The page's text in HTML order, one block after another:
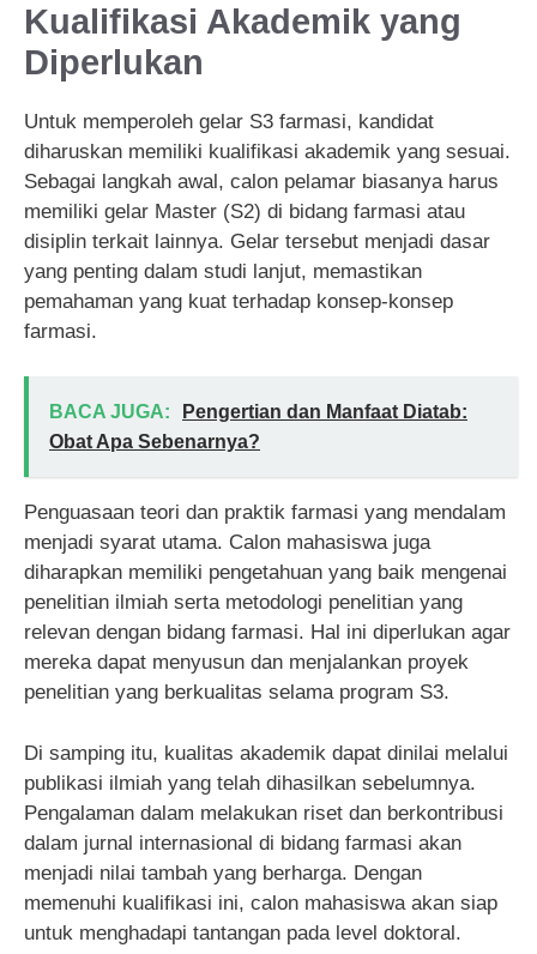
Kualifikasi Akademik yang
Diperlukan
Untuk memperoleh gelar S3 farmasi, kandidat
diharuskan memiliki kualifikasi akademik yang sesuai.
Sebagai langkah awal, calon pelamar biasanya harus
memiliki gelar Master (S2) di bidang farmasi atau
disiplin terkait lainnya. Gelar tersebut menjadi dasar
yang penting dalam studi lanjut, memastikan
pemahaman yang kuat terhadap konsep-konsep
farmasi.
BACA JUGA:
Pengertian dan Manfaat Diatab:
Obat Apa Sebenarnya?
Penguasaan teori dan praktik farmasi yang mendalam
menjadi syarat utama. Calon mahasiswa juga
diharapkan memiliki pengetahuan yang baik mengenai
penelitian ilmiah serta metodologi penelitian yang
relevan dengan bidang farmasi. Hal ini diperlukan agar
mereka dapat menyusun dan menjalankan proyek
penelitian yang berkualitas selama program S3.
Di samping itu, kualitas akademik dapat dinilai melalui
publikasi ilmiah yang telah dihasilkan sebelumnya.
Pengalaman dalam melakukan riset dan berkontribusi
dalam jurnal internasional di bidang farmasi akan
menjadi nilai tambah yang berharga. Dengan
memenuhi kualifikasi ini, calon mahasiswa akan siap
untuk menghadapi tantangan pada level doktoral.